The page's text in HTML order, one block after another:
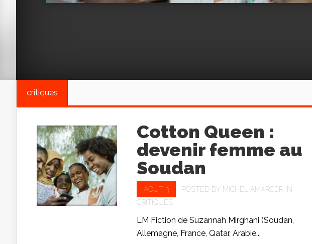
critiques
Cotton Queen :
devenir femme au
Soudan
AOÛT 3 POSTED BY MICHEL AMARGER IN
CRITIQUES
LM Fiction de Suzannah Mirghani (Soudan,
Allemagne, France, Qatar, Arabie...